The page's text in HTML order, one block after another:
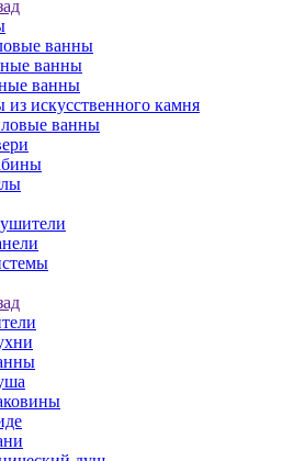
ванны
ванны
ванны
искусственного камня
ванны